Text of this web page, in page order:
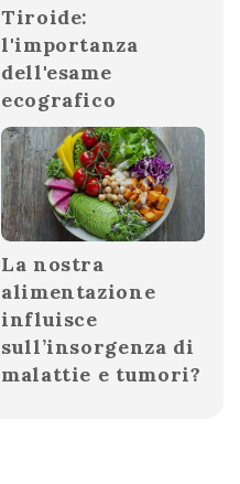
Tiroide:
l'importanza
dell'esame
ecografico
La nostra
alimentazione
influisce
sull’insorgenza di
malattie e tumori?